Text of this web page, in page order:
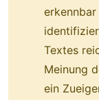
Textes
Meinung
ein